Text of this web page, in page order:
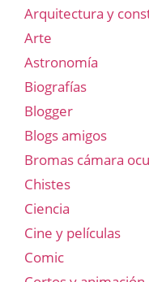
Arquitectura y
Arte
Astronomía
Biografías
Blogger
Blogs amigos
Bromas cámara
Chistes
Ciencia
Cine y películas
Comic